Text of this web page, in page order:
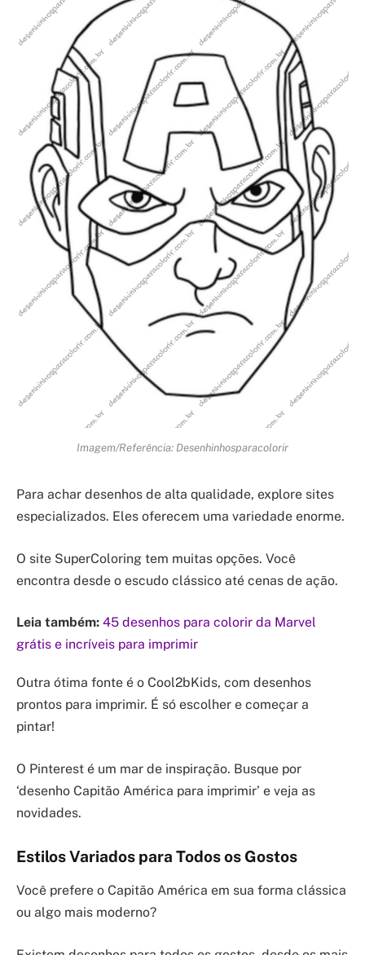
Imagem/Referência: Desenhinhosparacolorir
Para achar desenhos de alta qualidade, explore sites
especializados. Eles oferecem uma variedade enorme.
O site SuperColoring tem muitas opções. Você
encontra desde o escudo clássico até cenas de ação.
Leia também: 45 desenhos para colorir da Marvel
grátis e incríveis para imprimir
Outra ótima fonte é o Cool2bKids, com desenhos
prontos para imprimir. É só escolher e começar a
pintar!
O Pinterest é um mar de inspiração. Busque por
‘desenho Capitão América para imprimir’ e veja as
novidades.
Estilos Variados para Todos os Gostos
Você prefere o Capitão América em sua forma clássica
ou algo mais moderno?